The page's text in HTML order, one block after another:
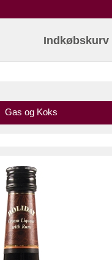
Gas og Koks
Indkøbskurv